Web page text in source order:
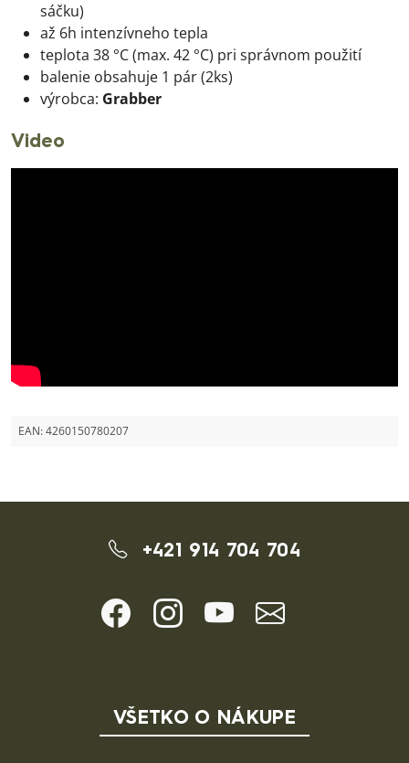
sáčku)
až 6h intenzívneho tepla
teplota 38 °C (max. 42 °C) pri správnom použití
balenie obsahuje 1 pár (2ks)
výrobca: Grabber
Video
EAN:4260150780207
+421 914 704 704
VŠETKO O NÁKUPE